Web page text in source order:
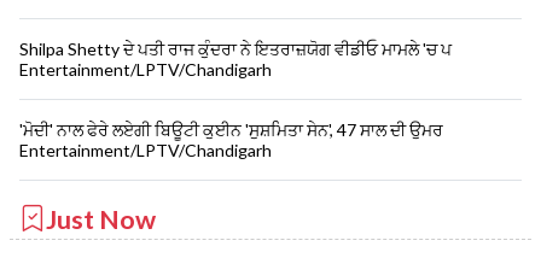
Shilpa Shetty ਦੇ ਪਤੀ ਰਾਜ ਕੁੰਦਰਾ ਨੇ ਇਤਰਾਜ਼ਯੋਗ ਵੀਡੀਓ ਮਾਮਲੇ 'ਚ ਪ
Entertainment/LPTV/Chandigarh
'ਮੋਦੀ' ਨਾਲ ਫੇਰੇ ਲਏਗੀ ਬਿਊਟੀ ਕੁਈਨ 'ਸੁਸ਼ਮਿਤਾ ਸੇਨ', 47 ਸਾਲ ਦੀ ਉਮਰ
Entertainment/LPTV/Chandigarh
Just Now